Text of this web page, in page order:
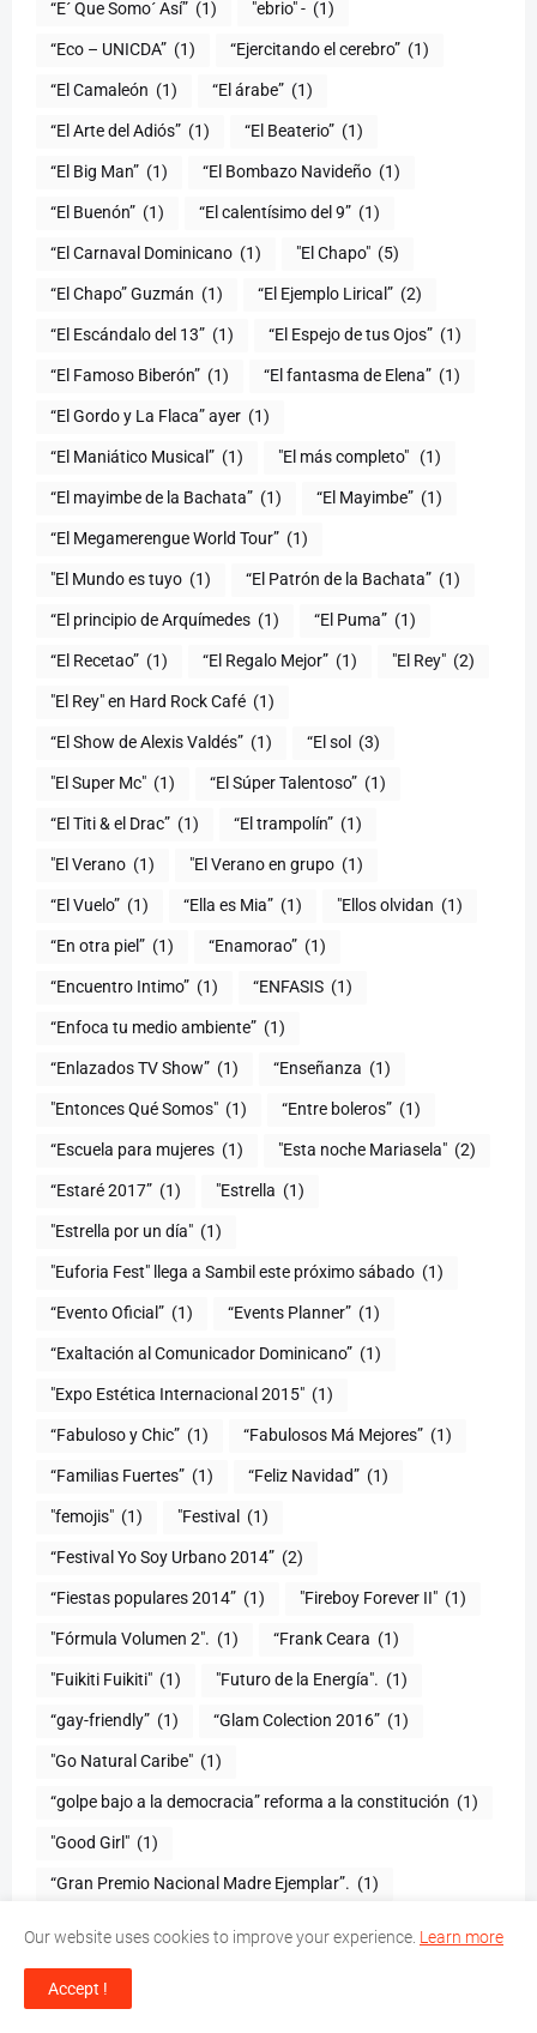
“E´ Que Somo´ Así” (1) "ebrio" - (1)
“Eco – UNICDA” (1) “Ejercitando el cerebro” (1)
“El Camaleón (1) “El árabe” (1)
“El Arte del Adiós” (1) “El Beaterio” (1)
“El Big Man” (1) “El Bombazo Navideño (1)
“El Buenón” (1) “El calentísimo del 9” (1)
“El Carnaval Dominicano (1) "El Chapo" (5)
“El Chapo” Guzmán (1) “El Ejemplo Lirical” (2)
“El Escándalo del 13” (1) “El Espejo de tus Ojos” (1)
“El Famoso Biberón” (1) “El fantasma de Elena” (1)
“El Gordo y La Flaca” ayer (1)
“El Maniático Musical” (1) "El más completo" ​ (1)
“El mayimbe de la Bachata” (1) “El Mayimbe” (1)
“El Megamerengue World Tour” (1)
"El Mundo es tuyo (1) “El Patrón de la Bachata” (1)
“El principio de Arquímedes (1) “El Puma” (1)
“El Recetao” (1) “El Regalo Mejor” (1) "El Rey" (2)
"El Rey" en Hard Rock Café (1)
“El Show de Alexis Valdés” (1) “El sol (3)
"El Super Mc" (1) (1)
“El Titi & el Drac” (1) “El trampolín” (1)
"El Verano (1) "El Verano en grupo (1)
(1) “Ella es Mia” (1) "Ellos olvidan (1)
“En otra piel” (1) “Enamorao” (1)
“Encuentro Intimo” (1) “ENFASIS (1)
“Enfoca tu medio ambiente” (1)
“Enlazados TV Show” (1) “Enseñanza (1)
"Entonces Qué Somos" (1) “Entre boleros” (1)
“Escuela para mujeres (1) "Esta noche Mariasela" (2)
“Estaré 2017” (1) "Estrella (1)
"Estrella por un día" (1)
"Euforia Fest" llega a Sambil este próximo sábado (1)
“Evento Oficial” (1) “Events Planner” (1)
“Exaltación al Comunicador Dominicano” (1)
"Expo Estética Internacional 2015" (1)
“Fabuloso y Chic” (1) “Fabulosos Má Mejores” (1)
“Familias Fuertes” (1) “Feliz Navidad” (1)
"femojis" (1) "Festival (1)
“Festival Yo Soy Urbano 2014” (2)
“Fiestas populares 2014” (1) "Fireboy Forever II" (1)
"Fórmula Volumen 2". (1) “Frank Ceara (1)
"Fuikiti Fuikiti" (1) "Futuro de la Energía". (1)
“gay-friendly” (1) “Glam Colection 2016” (1)
"Go Natural Caribe" (1)
“golpe bajo a la democracia” reforma a la constitución (1)
"Good Girl" (1)
“Gran Premio Nacional Madre Ejemplar”. (1)
"Grandes Dominicanos"
Our website uses cookies to improve your experience. Learn more
Accept !